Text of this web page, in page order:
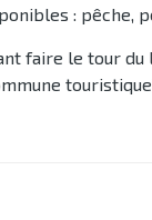
: pêche,
faire le tour